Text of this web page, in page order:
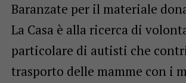
Baranzate per il materiale
La Casa è alla ricerca di
particolare di autisti che
trasporto delle mamme con i